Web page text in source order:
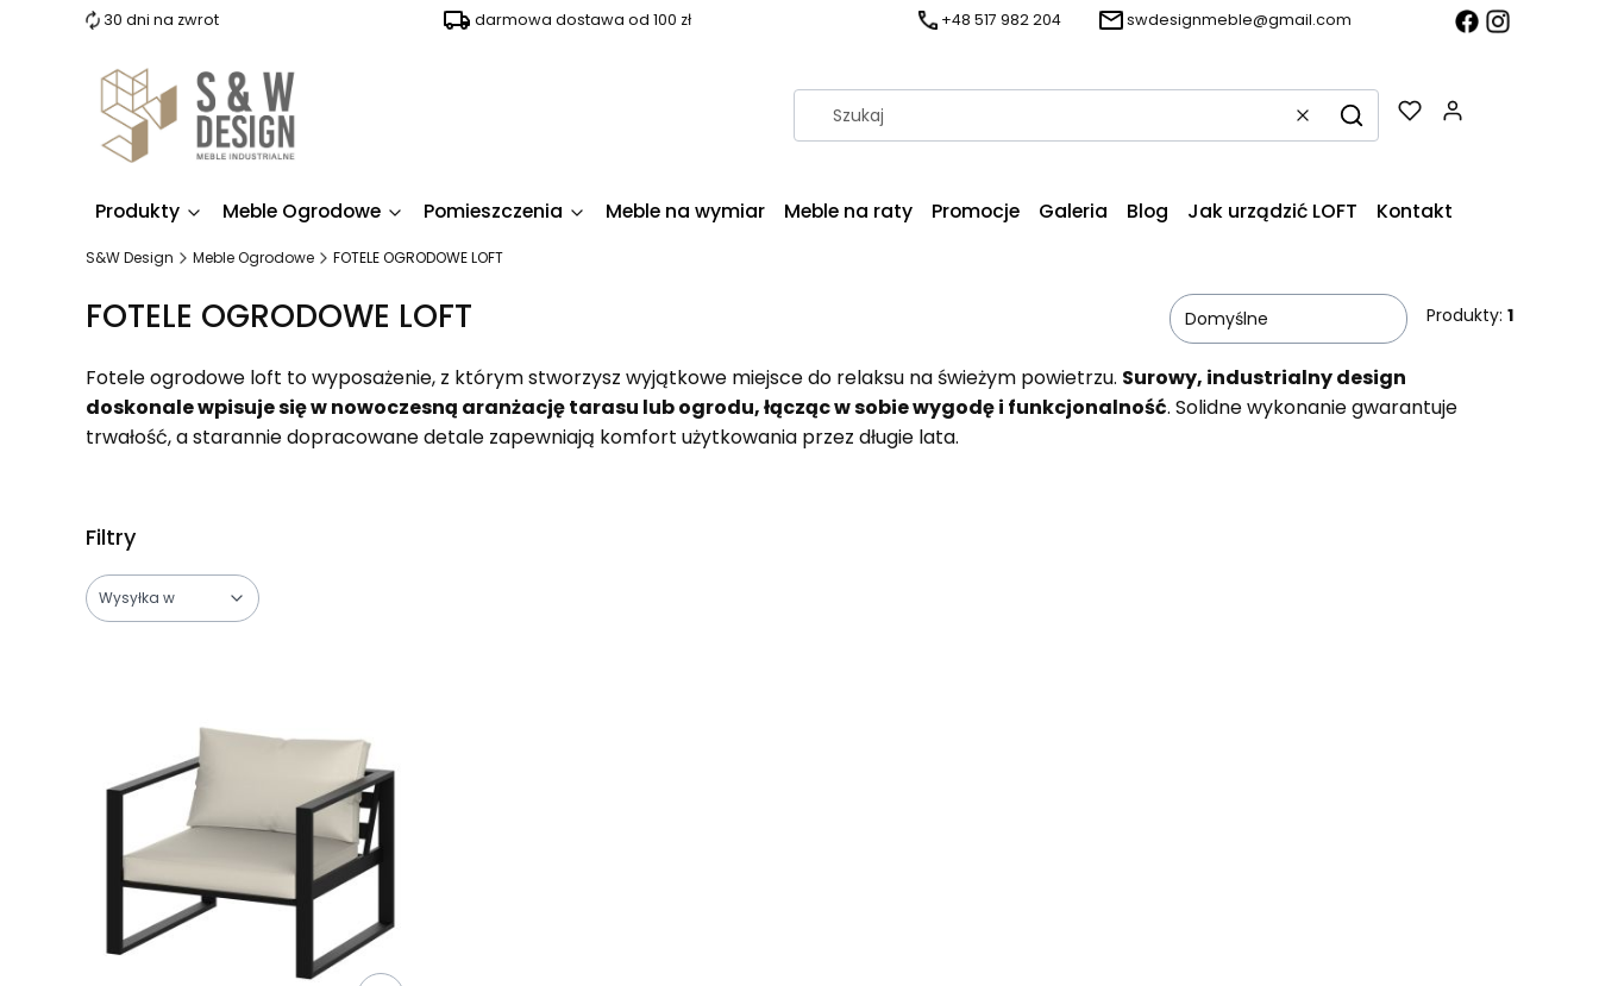
30 dni na zwrot darmowa dostawa od 100 zł +48 517 982 204 swdesignmeble@gmail.com
WyczyśćSzukaj
Produkty Meble Ogrodowe Pomieszczenia Meble na wymiar Meble na raty Promocje Galeria Blog Jak urządzić LOFT Kontakt
S&W Design Meble Ogrodowe FOTELE OGRODOWE LOFT
FOTELE OGRODOWE LOFT Domyślne Produkty: 1
Fotele ogrodowe loft to wyposażenie, z którym stworzysz wyjątkowe miejsce do relaksu na świeżym powietrzu. Surowy, industrialny design
doskonale wpisuje się w nowoczesną aranżację tarasu lub ogrodu, łącząc w sobie wygodę i funkcjonalność. Solidne wykonanie gwarantuje
trwałość, a starannie dopracowane detale zapewniają komfort użytkowania przez długie lata.
Filtry
Wysyłka w